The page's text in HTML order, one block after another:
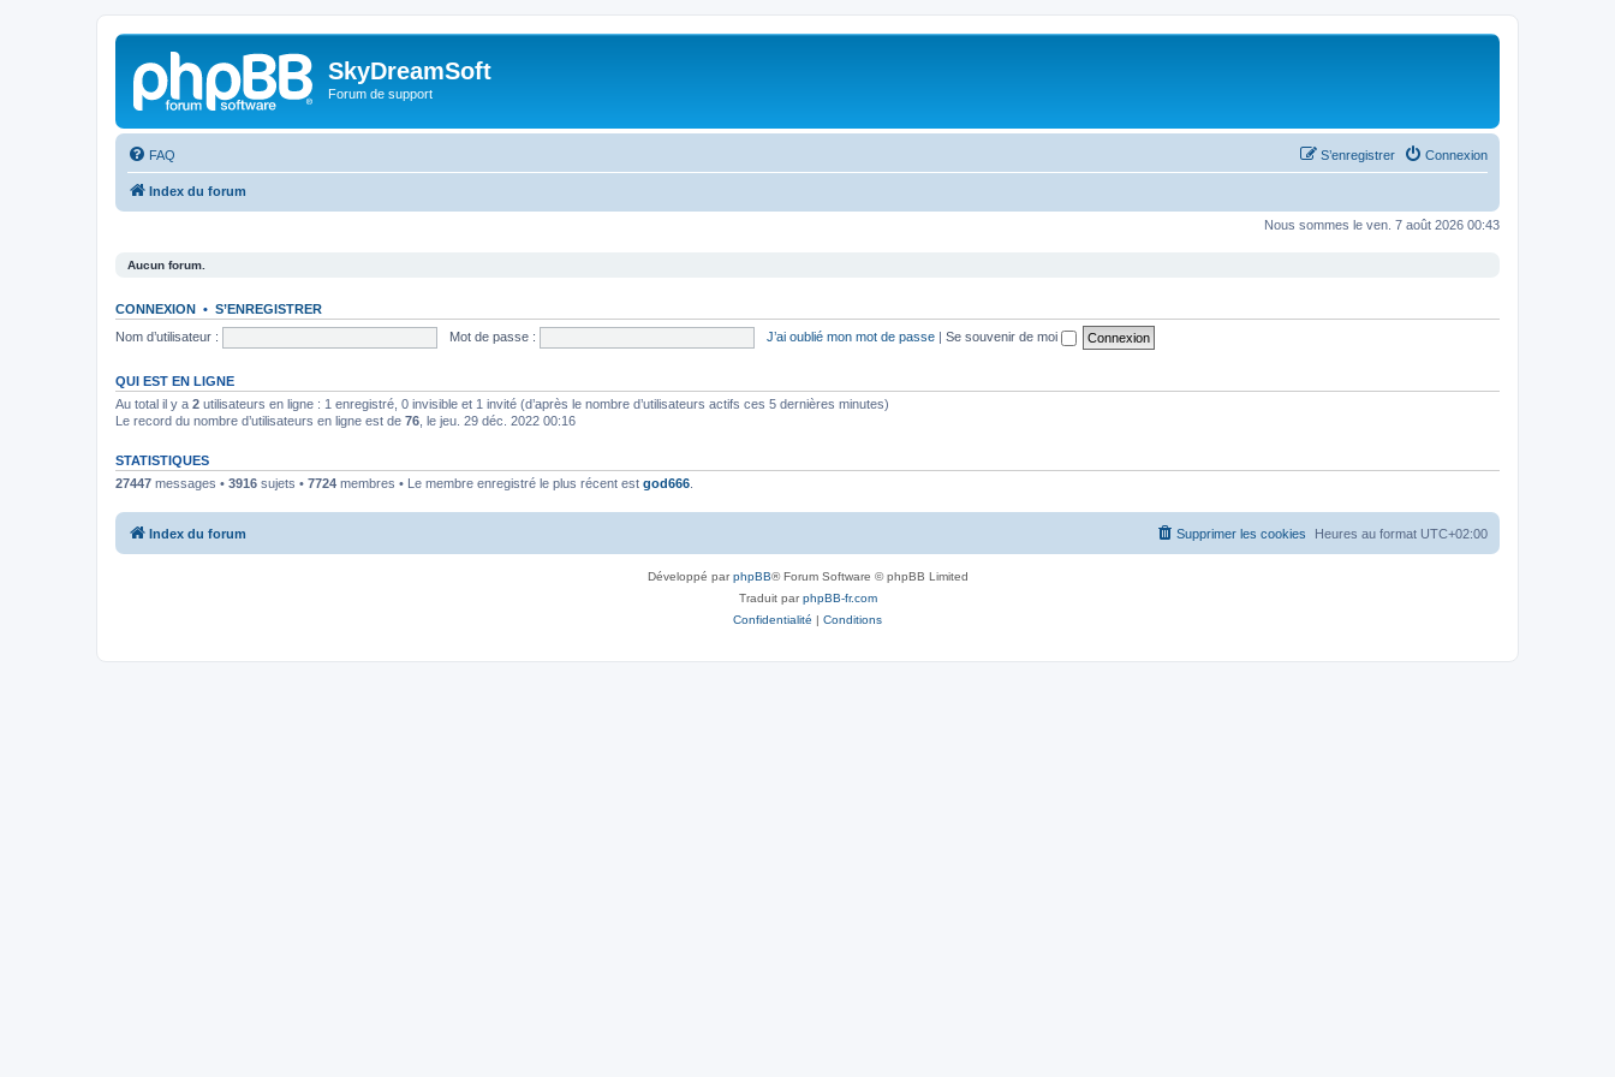
SkyDreamSoft
Forum de support
FAQ Connexion
S’enregistrer
Index du forum
Nous sommes le ven. 7 août 2026 00:43
Aucun forum.
CONNEXION • S’ENREGISTRER
Nom d’utilisateur :
Mot de passe : J’ai oublié mon mot de passe | Se souvenir de moi
QUI EST EN LIGNE
Au total il y a 2 utilisateurs en ligne : 1 enregistré, 0 invisible et 1 invité (d’après le nombre d’utilisateurs actifs ces 5 dernières minutes)
Le record du nombre d’utilisateurs en ligne est de 76 , le jeu. 29 déc. 2022 00:16
STATISTIQUES
27447 messages • 3916 sujets • 7724 membres • Le membre enregistré le plus récent est god666
Index du forum Heures au format UTC+02:00
Supprimer les cookies
Développé parphpBB® Forum Software © phpBB Limited
Traduit parphpBB-fr.com
Confidentialité | Conditions